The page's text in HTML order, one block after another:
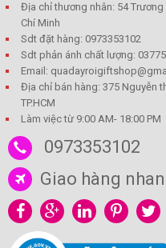
Địa chỉ thương nhân: 54 Trương
Chí Minh
Sdt đặt hàng: 0973353102
Sdt phản ánh chất lượng:
Email:
Địa chỉ bán hàng: 375 Nguyễn
TP.HCM
Làm việc từ 9:00 AM- 18:00 PM
0973353102
Giao hàng